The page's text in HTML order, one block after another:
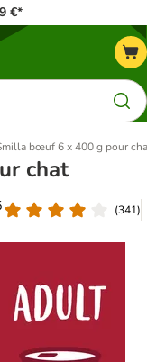
€*
bœuf 6 x 400 g pour
chat
(341)